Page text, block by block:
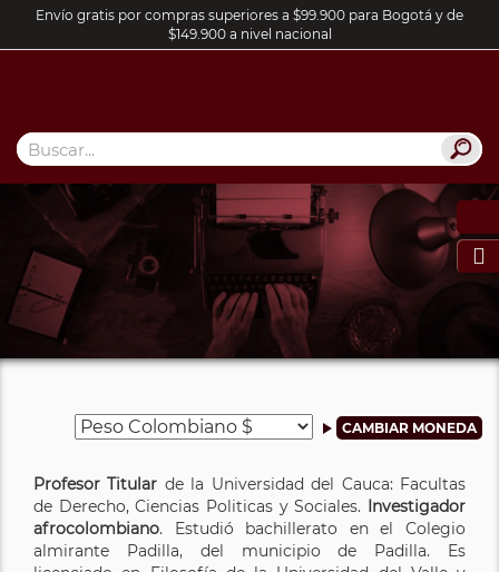
Envío gratis por compras superiores a $99.900 para Bogotá y de
$149.900 a nivel nacional

Profesor Titular de la Universidad del Cauca: Facultas
de Derecho, Ciencias Politicas y Sociales. Investigador
afrocolombiano. Estudió bachillerato en el Colegio
almirante Padilla, del municipio de Padilla. Es